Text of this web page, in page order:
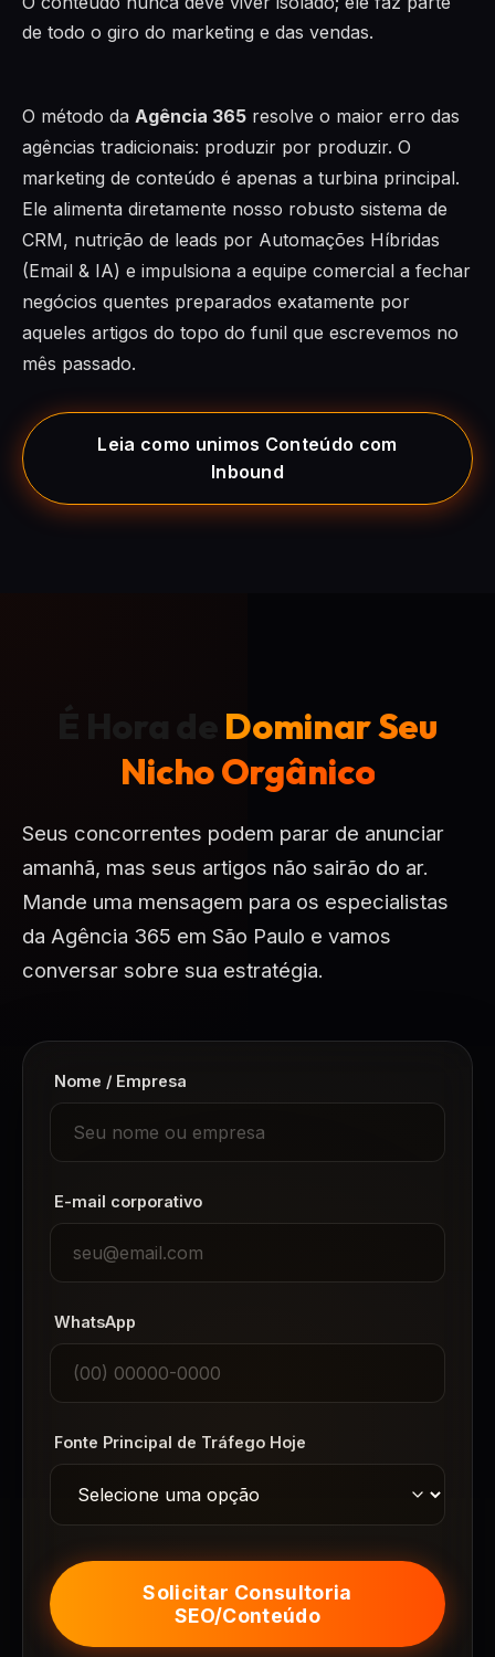
de todo o giro do marketing e das vendas.
O método da Agência 365 resolve o maior erro das
agências tradicionais: produzir por produzir. O
marketing de conteúdo é apenas a turbina principal.
Ele alimenta diretamente nosso robusto sistema de
CRM, nutrição de leads por Automações Híbridas
(Email & IA) e impulsiona a equipe comercial a fechar
negócios quentes preparados exatamente por
aqueles artigos do topo do funil que escrevemos no
mês passado.
Leia como unimos Conteúdo com
Inbound
Dominar Seu
Nicho Orgânico
Seus concorrentes podem parar de anunciar
amanhã, mas seus artigos não sairão do ar.
Mande uma mensagem para os especialistas
da Agência 365 em São Paulo e vamos
conversar sobre sua estratégia.
Nome / Empresa
E-mail corporativo
WhatsApp
Fonte Principal de Tráfego Hoje
Solicitar Consultoria
SEO/Conteúdo